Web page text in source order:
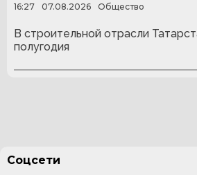
16:27 07.08.2026 Общество
В строительной отрасли
полугодия
Соцсети